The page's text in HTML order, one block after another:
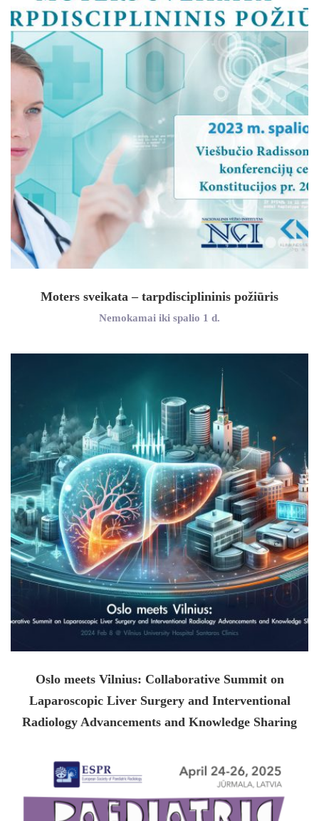
Moters sveikata – tarpdisciplininis požiūris
Nemokamai iki spalio 1 d.
Oslo meets Vilnius: Collaborative Summit on
Laparoscopic Liver Surgery and Interventional
Radiology Advancements and Knowledge Sharing